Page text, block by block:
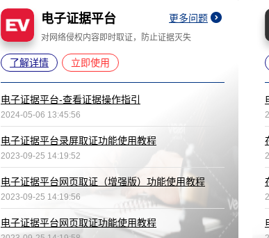
电子证据平台 更多问题
对网络侵权内容即时取证，防止证据灭失
了解详情 立即使用
电子证据平台-查看证据操作指引
2024-05-06 13:45:56
电子证据平台录屏取证功能使用教程
2023-09-25 14:19:52
电子证据平台网页取证（增强版）功能使用教程
2023-09-25 14:19:56
电子证据平台网页取证功能使用教程